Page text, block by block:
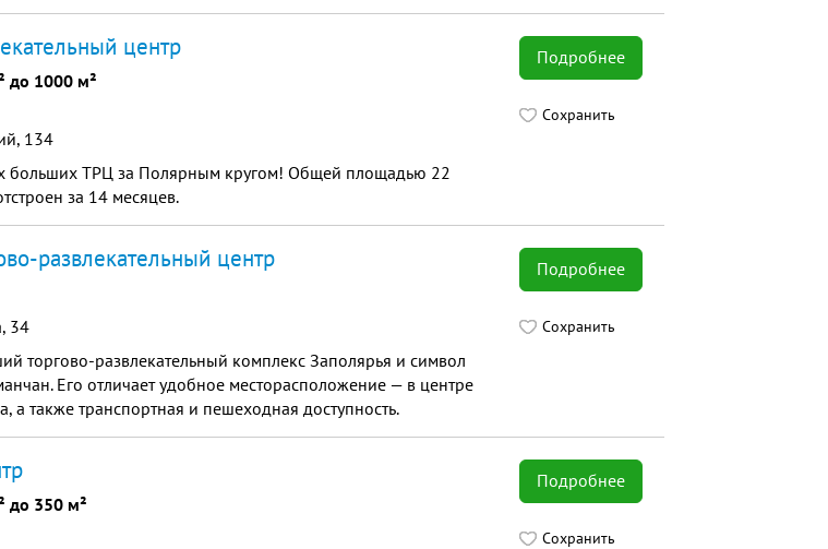
Подробнее
Сохранить
центр
до 1000 м²
134
больших ТРЦ за Полярным кругом! Общей площадью 22
за 14 месяцев.
Подробнее
Сохранить
развлекательный центр
34
торгово-развлекательный комплекс Заполярья и символ
Его отличает удобное месторасположение — в центре
а также транспортная и пешеходная доступность.
Подробнее
Сохранить
до 350 м²